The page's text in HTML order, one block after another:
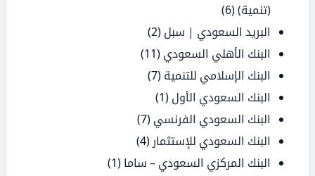
(تنمية)(6)
البريد السعودي | سبل (2)
البنك الأهلي السعودي (11)
البنك الإسلامي للتنمية (7)
البنك السعودي الأول (1)
البنك السعودي الفرنسي (7)
البنك السعودي للإستثمار (4)
البنك المركزي السعودي – ساما (1)